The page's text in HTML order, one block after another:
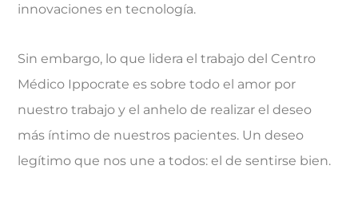
innovaciones en tecnología.
Sin embargo, lo que lidera el trabajo del Centro
Médico Ippocrate es sobre todo el amor por
nuestro trabajo y el anhelo de realizar el deseo
más íntimo de nuestros pacientes. Un deseo
legítimo que nos une a todos: el de sentirse bien.